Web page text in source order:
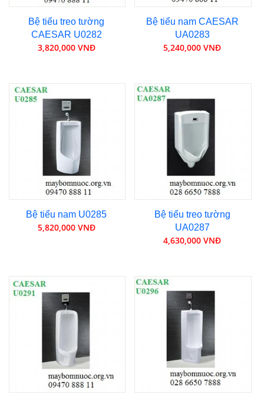
Bệ tiểu treo tường
CAESAR U0282
3,820,000 VNĐ
Bệ tiểu nam CAESAR
UA0283
5,240,000 VNĐ
Bệ tiểu nam U0285
5,820,000 VNĐ
Bệ tiểu treo tường
UA0287
4,630,000 VNĐ